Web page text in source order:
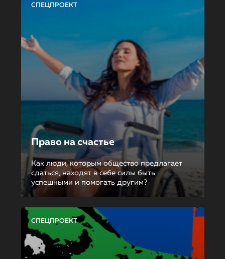
СПЕЦПРОЕКТ
Право на счастье
Как люди, которым общество предлагает
сдаться, находят в себе силы быть
успешными и помогать другим?
СПЕЦПРОЕКТ